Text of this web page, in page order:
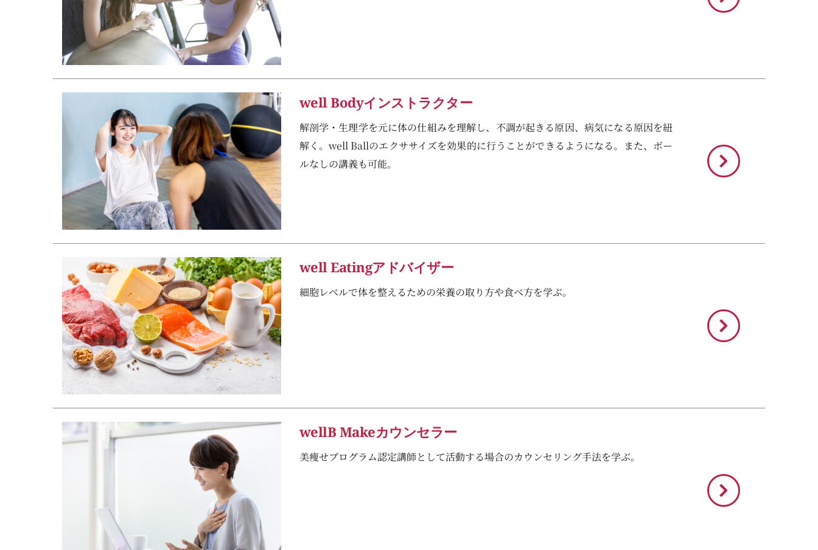
well Bodyインストラクター
解剖学・生理学を元に体の仕組みを理解し、不調が起きる原因、病気になる原因を紐
解く。well Ballのエクササイズを効果的に行うことができるようになる。また、ボー
ルなしの講義も可能。
well Eatingアドバイザー
細胞レベルで体を整えるための栄養の取り方や食べ方を学ぶ。
wellB Makeカウンセラー
美痩せプログラム認定講師として活動する場合のカウンセリング手法を学ぶ。